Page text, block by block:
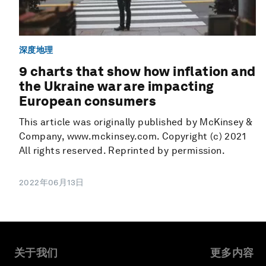
深度地理
9 charts that show how inflation and
the Ukraine war are impacting
European consumers
This article was originally published by McKinsey &
Company, www.mckinsey.com. Copyright (c) 2021
All rights reserved. Reprinted by permission.
2022年06月13日
关于我们 更多内容